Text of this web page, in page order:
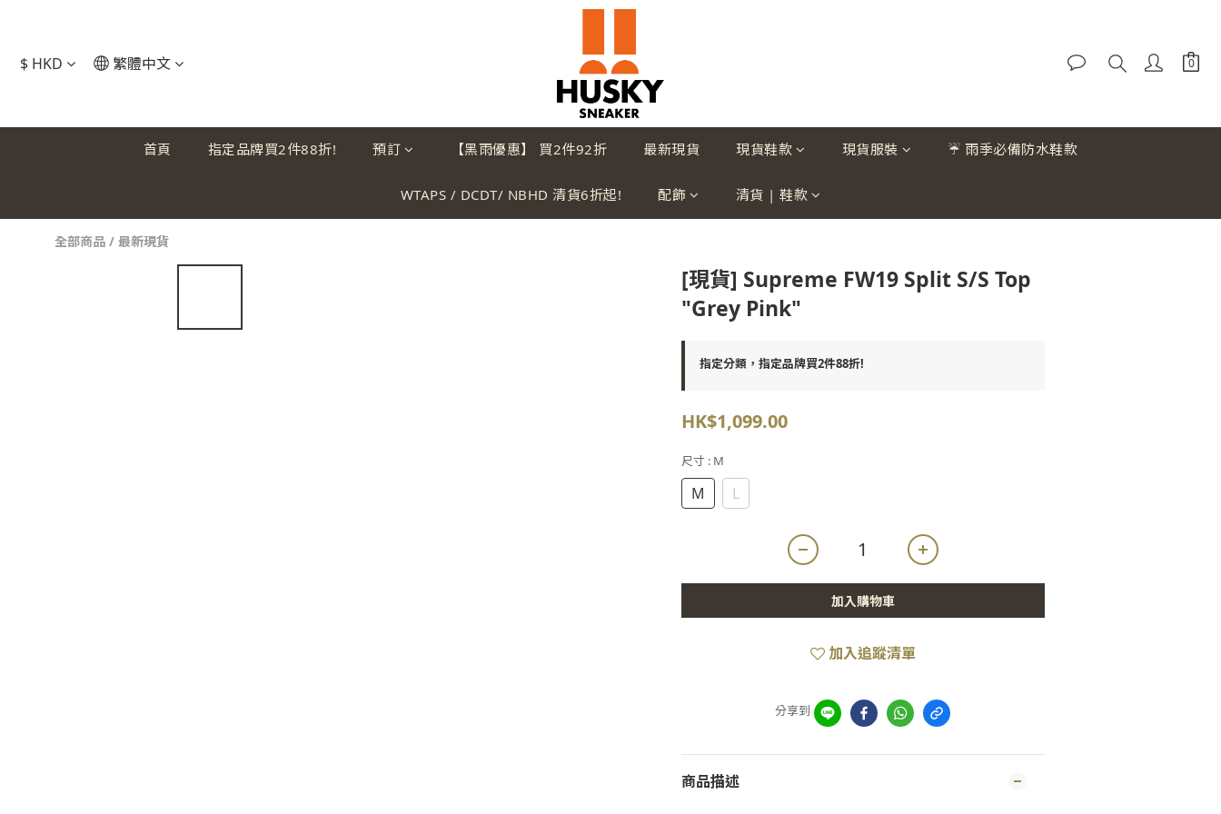
$ HKD 繁體中文
首頁 指定品牌買2件88折! 預訂 【黑雨優惠】 買2件92折 最新現貨 現貨鞋款 現貨服裝 ☔ 雨季必備防水鞋款
WTAPS / DCDT/ NBHD 清貨6折起! 配飾 清貨 | 鞋款
全部商品 / 最新現貨
[現貨] Supreme FW19 Split S/S Top
"Grey Pink"
指定分類，指定品牌買2件88折!
HK$1,099.00
尺寸 : M
M L
加入購物車
加入追蹤清單
分享到
商品描述